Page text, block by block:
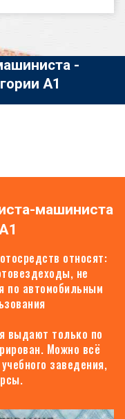
-
А1
машиниста
относят:
не
по автомобильным
выдают только по
Можно всё
заведения,